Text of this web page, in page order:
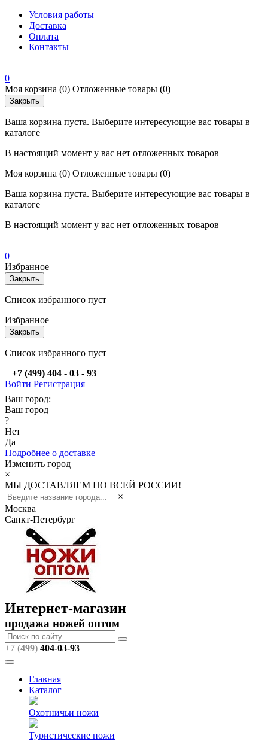
Условия работы
Доставка
Оплата
Контакты
0
Моя корзина (0) Отложенные товары (0)
Закрыть
Ваша корзина пуста. Выберите интересующие вас товары в
каталоге
В настоящий момент у вас нет отложенных товаров
Моя корзина (0) Отложенные товары (0)
Ваша корзина пуста. Выберите интересующие вас товары в
каталоге
В настоящий момент у вас нет отложенных товаров
0
Избранное
Закрыть
Список избранного пуст
Избранное
Закрыть
Список избранного пуст
+7 (499) 404 - 03 - 93
Войти Регистрация
Ваш город:
Ваш город
?
Нет
Да
Подробнее о доставке
Изменить город
×
МЫ ДОСТАВЛЯЕМ ПО ВСЕЙ РОССИИ!
×
Москва
Санкт-Петербург
Интернет-магазин
продажа ножей оптом
+7 (499) 404-03-93
Главная
Каталог
Охотничьи ножи
Туристические ножи